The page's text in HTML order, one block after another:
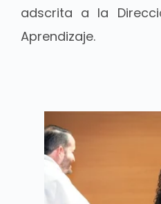
adscrita a la
Aprendizaje.